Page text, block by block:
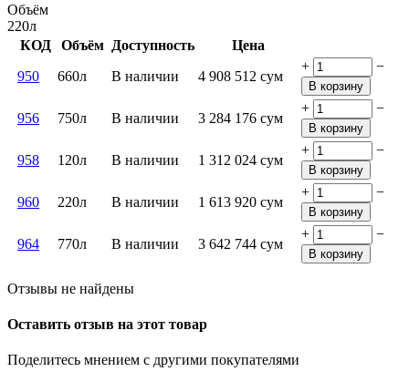
Объём
220л
КОД
Объём Доступность
Цена
950
660л В наличии 4 908 512 сум
+ −
В корзину
956 750л В наличии 3 284 176 сум
+ −
В корзину
958 120л В наличии 1 312 024 сум
+ −
В корзину
960 220л В наличии 1 613 920 сум
+ −
В корзину
964 770л В наличии 3 642 744 сум
+ −
В корзину
Отзывы не найдены
Оставить отзыв на этот товар
Поделитесь мнением с другими покупателями